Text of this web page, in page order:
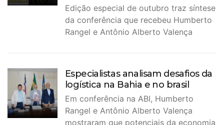
Edição especial de outubro traz síntese
da conferência que recebeu Humberto
Rangel e Antônio Alberto Valença
Especialistas analisam desafios da
logística na Bahia e no brasil
Em conferência na ABI, Humberto
Rangel e Antônio Alberto Valença
mostraram que potenciais da economia